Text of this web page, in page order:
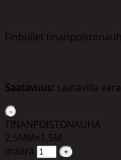
Finbullet
Saatavuus: saatavilla
TINANPOISTONAUHA
2,5MM×1,5M
määrä